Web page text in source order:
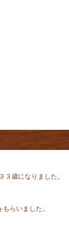
歳になりました。
らいました。